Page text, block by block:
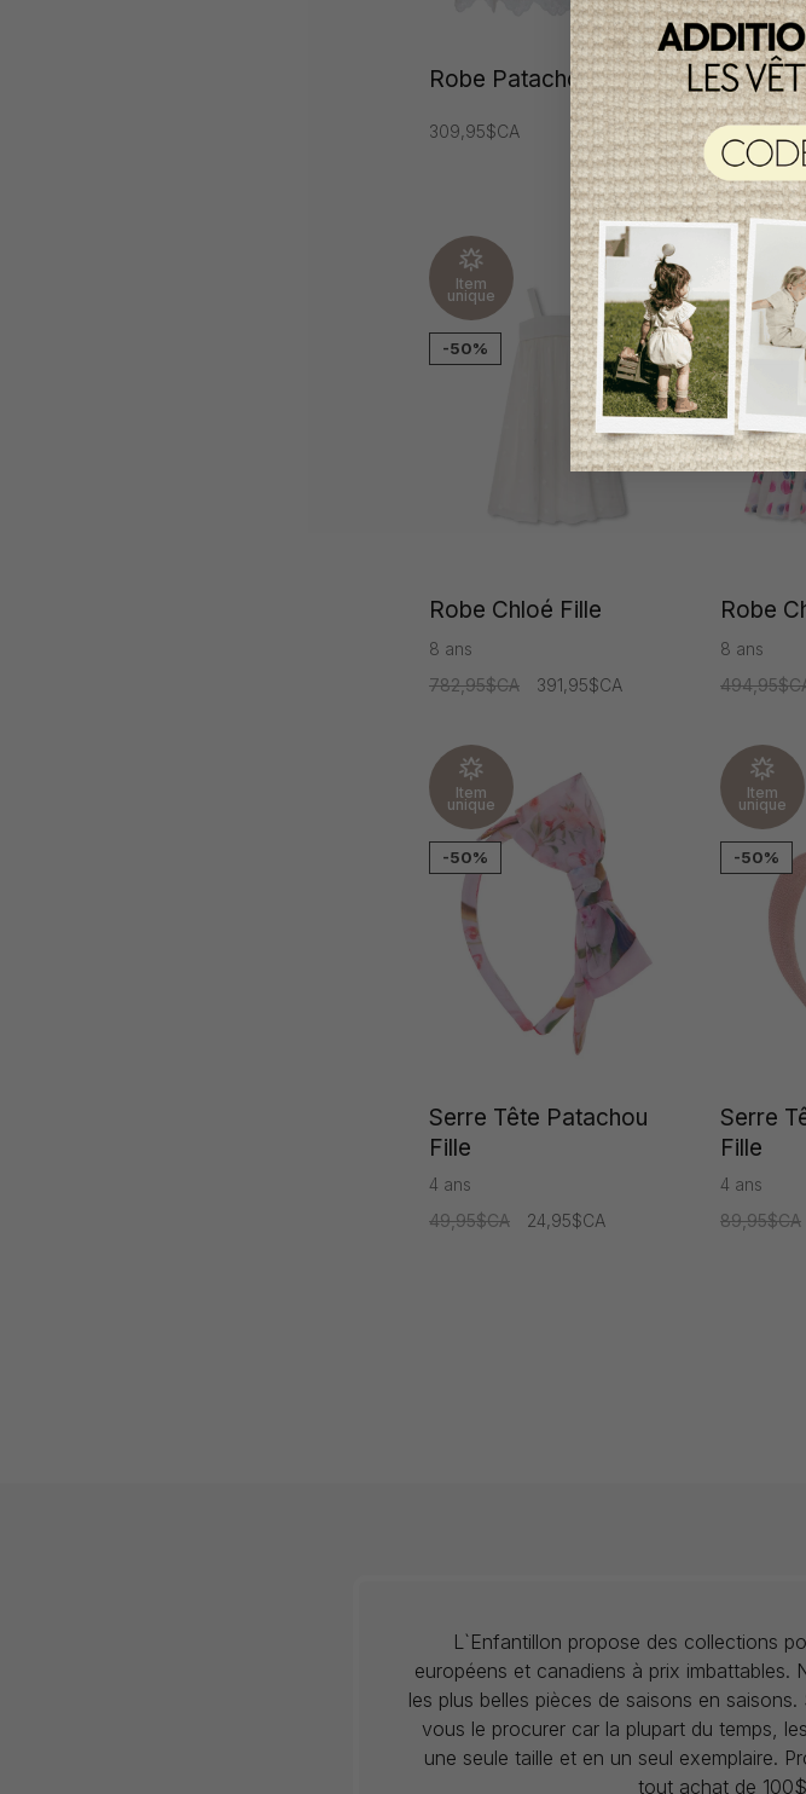
Robe Patachou Fille
309,95$CA
Jupe
44,95$CA
Item
unique
-50%
Robe Chloé Fille
8 ans
782,95$CA
391,95$CA
unique
-50%
Robe
8 ans
Item
unique
-50%
Serre Tête Patachou
Fille
4 ans
49,95$CA
24,95$CA
Item
unique
-50%
Serre
Fille
4 ans
89,95$CA
L`Enfantillon propose des collections
européens et canadiens à prix imbattables.
les plus belles pièces de saisons en
vous le procurer car la plupart du temps,
une seule taille et en un seul exemplaire.
tout achat de